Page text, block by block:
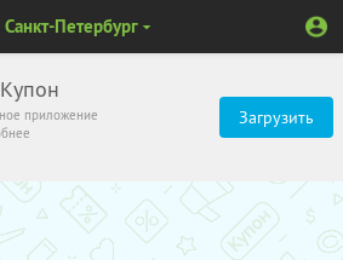
приложение
Загрузить
Санкт-Петербург